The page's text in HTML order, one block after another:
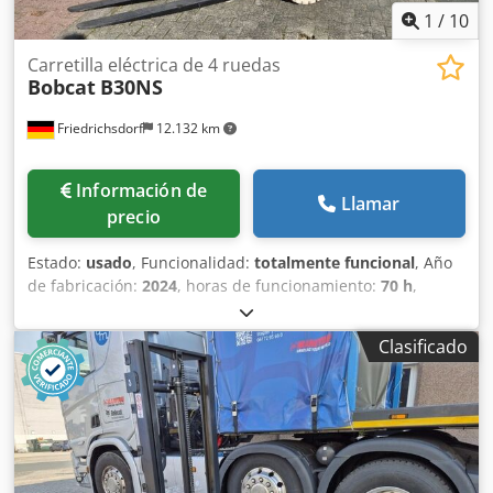
1 / 10
Friedrichsdorf 12.132 km
Carretilla eléctrica de 4 ruedas
Bobcat B30NS
Información de
precio
Llamar
Estado: usado, Funcionalidad: totalmente funcional, Año
de fabricación: 2024, horas de funcionamiento: 70 h,
3.000 kg, altura de elevación:
mm, ascensor libre:1.475 mm, tipo de combustible:
eléctrico, tipo de mástil:triple
, altura de construcción:
2.145 mm , potencia:16 kW (21,75 CV) , anchura del
portahorquillas:1.116 mm , longitud de la horquilla:1.200
mm
, peso en vacío:4.850 kg, longitud total:2.520 mm,
tipo de accionamiento:Elektro, ancho de construcción:
1.244 mm, Apilador eléctrico de 4 ruedas Centro de
Clasificado